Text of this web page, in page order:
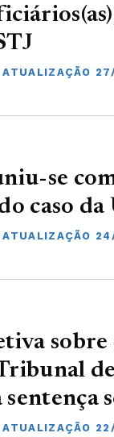
se
caso da
sentença